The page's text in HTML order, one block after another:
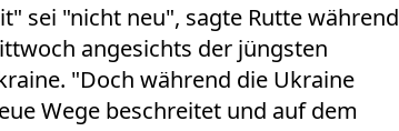
sei "nicht neu", sagte Rutte während
angesichts der jüngsten
"Doch während die Ukraine
Wege beschreitet und auf dem